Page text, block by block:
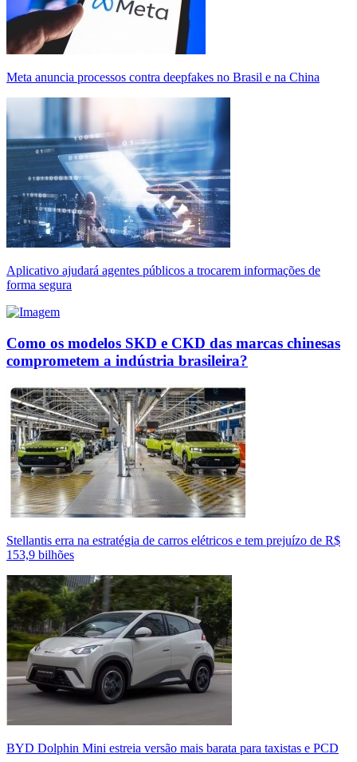
Meta anuncia processos contra deepfakes no Brasil e na China
Aplicativo ajudará agentes públicos a trocarem informações de
forma segura
Como os modelos SKD e CKD das marcas chinesas
comprometem a indústria brasileira?
Stellantis erra na estratégia de carros elétricos e tem prejuízo de R$
153,9 bilhões
BYD Dolphin Mini estreia versão mais barata para taxistas e PCD